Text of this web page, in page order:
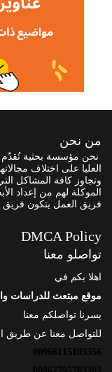
من نحن
نحن مؤسسة بحثية تُقدّم
العليا على اختلاف
وتجاوز كافة المشاكل
الموكلة لهم من إعداد
فريق العمل يتكون فريق
DMCA Policy
تواصلو معنا
اهلا بكم في
موقع مبتعث للدراسات
يسرنا تواصلكم معنا
للتواصل معنا عن طريق
00966115103356